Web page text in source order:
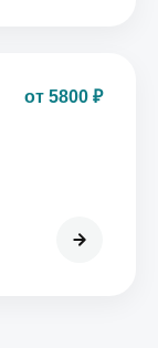
от 5800 ₽